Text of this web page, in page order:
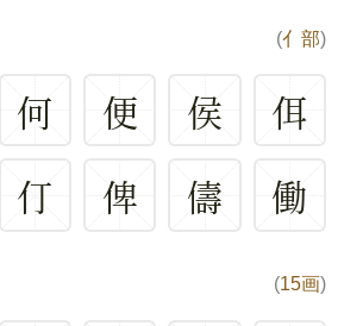
(亻部)
何 便 侯
佴
仃 俾 儔 働
(15画)